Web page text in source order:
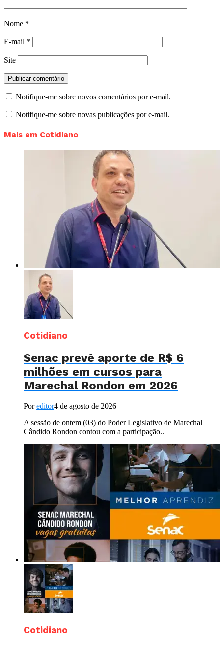
Nome *
E-mail *
Site
Notifique-me sobre novos comentários por e-mail.
Notifique-me sobre novas publicações por e-mail.
Mais em Cotidiano
Cotidiano
Senac prevê aporte de R$ 6
milhões em cursos para
Marechal Rondon em 2026
Poreditor4 de agosto de 2026
A sessão de ontem (03) do Poder Legislativo de Marechal
Cândido Rondon contou com a participação...
Cotidiano